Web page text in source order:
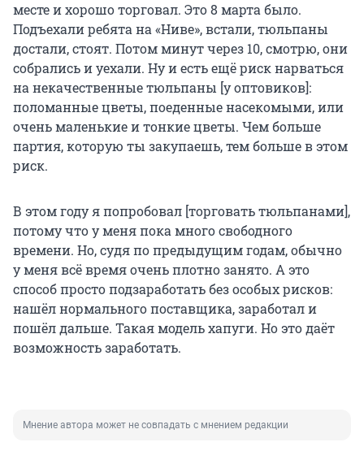
месте и хорошо торговал. Это 8 марта было.
Подъехали ребята на «Ниве», встали, тюльпаны
достали, стоят. Потом минут через 10, смотрю, они
собрались и уехали. Ну и есть ещё риск нарваться
на некачественные тюльпаны [у оптовиков]:
поломанные цветы, поеденные насекомыми, или
очень маленькие и тонкие цветы. Чем больше
партия, которую ты закупаешь, тем больше в этом
риск.
В этом году я попробовал [торговать тюльпанами],
потому что у меня пока много свободного
времени. Но, судя по предыдущим годам, обычно
у меня всё время очень плотно занято. А это
способ просто подзаработать без особых рисков:
нашёл нормального поставщика, заработал и
пошёл дальше. Такая модель хапуги. Но это даёт
возможность заработать.
Мнение автора может не совпадать с мнением редакции